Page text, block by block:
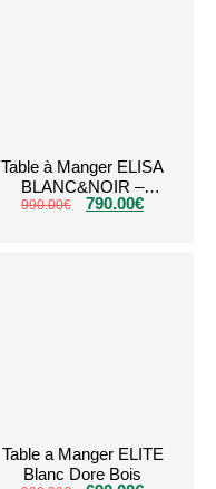
Table à Manger ELISA
BLANC&NOIR –
EXTENSIBLE
990.00€ 790.00€
Table a Manger ELITE
Blanc Dore Bois